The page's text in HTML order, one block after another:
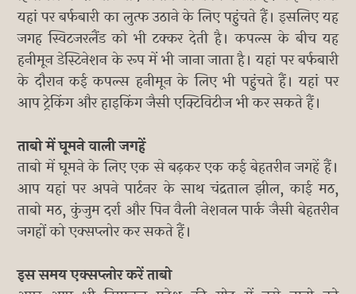
यहां पर बर्फबारी का लुत्फ उठाने के लिए पहुंचते हैं। इसलिए यह
जगह स्विटजरलैंड को भी टक्कर देती है। कपल्स के बीच यह
हनीमून डेस्टिनेशन के रूप में भी जाना जाता है। यहां पर बर्फबारी
के दौरान कई कपल्स हनीमून के लिए भी पहुंचते हैं। यहां पर
आप ट्रेकिंग और हाइकिंग जैसी एक्टिविटीज भी कर सकते हैं।
ताबो में घूमने वाली जगहें
ताबो में घूमने के लिए एक से बढ़कर एक कई बेहतरीन जगहें हैं।
आप यहां पर अपने पार्टनर के साथ चंद्रताल झील, काई मठ,
ताबो मठ, कुंजुम दर्रा और पिन वैली नेशनल पार्क जैसी बेहतरीन
जगहों को एक्सप्लोर कर सकते हैं।
इस समय एक्सप्लोर करें ताबो